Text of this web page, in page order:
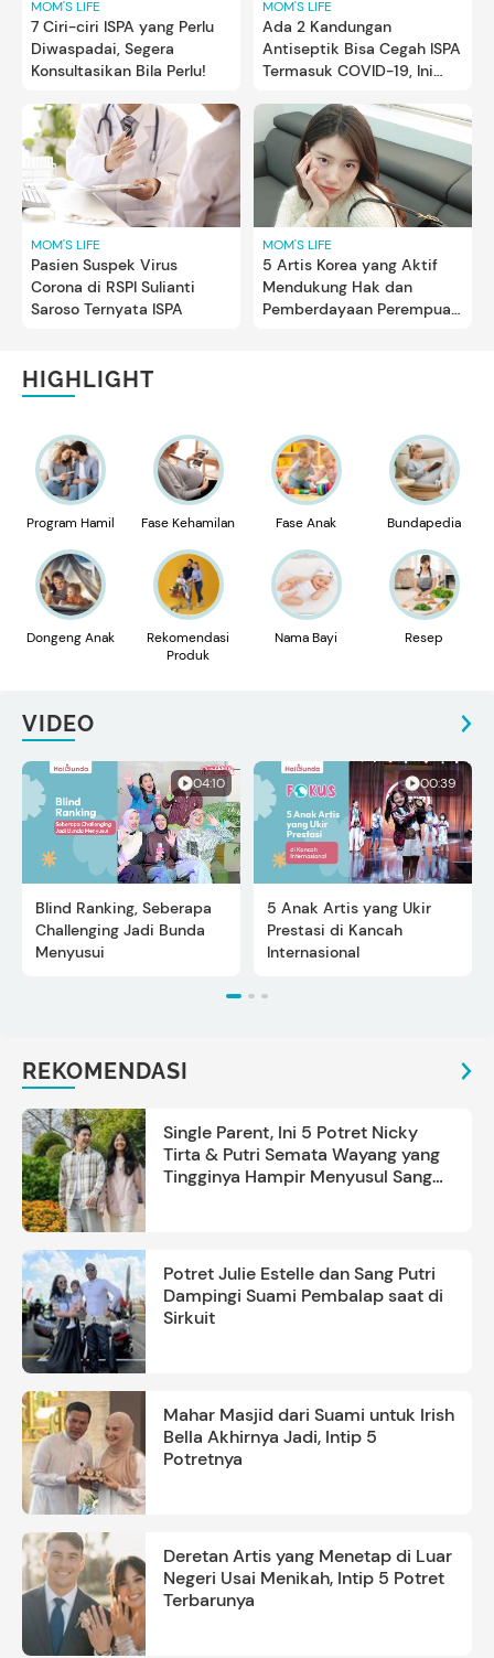
MOM'S LIFE
7 Ciri-ciri ISPA yang Perlu
Diwaspadai, Segera
Konsultasikan Bila Perlu!
MOM'S LIFE
Ada 2 Kandungan
Antiseptik Bisa Cegah ISPA
Termasuk COVID-19, Ini
MOM'S LIFE
Pasien Suspek Virus
Corona di RSPI Sulianti
Saroso Ternyata ISPA
MOM'S LIFE
5 Artis Korea yang Aktif
Mendukung Hak dan
Pemberdayaan Perempuan,
HIGHLIGHT
Program Hamil Fase Kehamilan Fase Anak Bundapedia
Dongeng Anak
Rekomendasi
Produk
Nama Bayi Resep
VIDEO
04:10
Blind Ranking, Seberapa
Challenging Jadi Bunda
Menyusui
00:39
5 Anak Artis yang Ukir
Prestasi di Kancah
Internasional
REKOMENDASI
Single Parent, Ini 5 Potret Nicky
Tirta & Putri Semata Wayang yang
Tingginya Hampir Menyusul Sang
Potret Julie Estelle dan Sang Putri
Dampingi Suami Pembalap saat di
Sirkuit
Mahar Masjid dari Suami untuk Irish
Bella Akhirnya Jadi, Intip 5
Potretnya
Deretan Artis yang Menetap di Luar
Negeri Usai Menikah, Intip 5 Potret
Terbarunya